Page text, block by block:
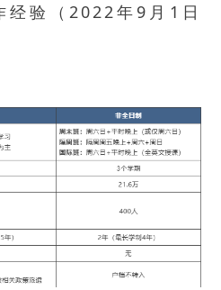
经验（2022年9月1日